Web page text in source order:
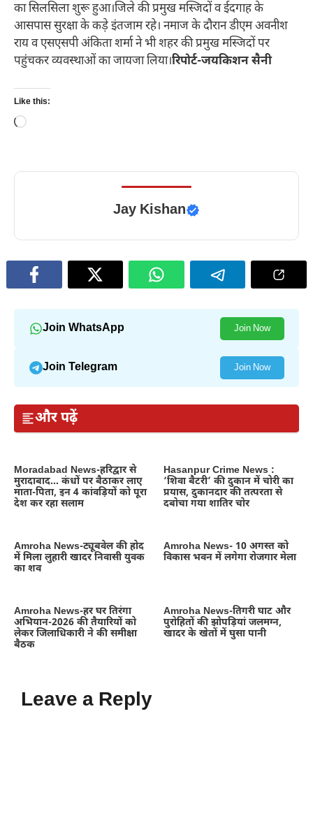
का सिलसिला शुरू हुआ।जिले की प्रमुख मस्जिदों व ईदगाह के
आसपास सुरक्षा के कड़े इंतजाम रहे। नमाज के दौरान डीएम अवनीश
राय व एसएसपी अंकिता शर्मा ने भी शहर की प्रमुख मस्जिदों पर
पहुंचकर व्यवस्थाओं का जायजा लिया।रिपोर्ट-जयकिशन सैनी
Like this:
Loading…
Jay Kishan
Join WhatsApp Join Now
Join Telegram Join Now
और पढ़ें
Moradabad News-हरिद्वार से
मुरादाबाद… कंधों पर बैठाकर लाए
माता-पिता, इन 4 कांवड़ियों को पूरा
देश कर रहा सलाम
Hasanpur Crime News :
‘शिवा बैटरी’ की दुकान में चोरी का
प्रयास, दुकानदार की तत्परता से
दबोचा गया शातिर चोर
Amroha News-ट्यूबवेल की होद
में मिला लुहारी खादर निवासी युवक
का शव
Amroha News- 10 अगस्त को
विकास भवन में लगेगा रोजगार मेला
Amroha News-हर घर तिरंगा
अभियान-2026 की तैयारियों को
लेकर जिलाधिकारी ने की समीक्षा
बैठक
Amroha News-तिगरी घाट और
पुरोहितों की झोपड़ियां जलमग्न,
खादर के खेतों में घुसा पानी
Leave a Reply